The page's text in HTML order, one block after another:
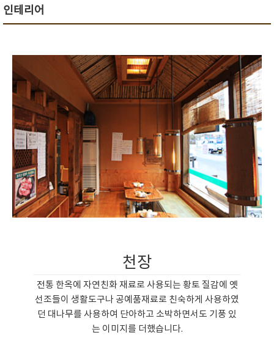
인테리어
천장
전통 한옥에 자연친화 재료로 사용되는 황토 질감에 옛
선조들이 생활도구나 공예품재료로 친숙하게 사용하였
던 대나무를 사용하여 단아하고 소박하면서도 기풍 있
는 이미지를 더했습니다.